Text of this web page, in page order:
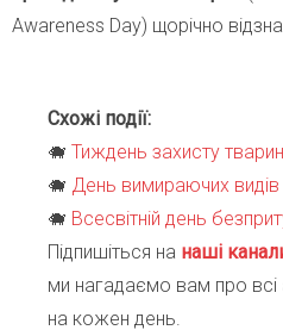
Awareness Day) щорічно
Схожі події:
🐗 Тиждень захисту тварин
🐗 День вимираючих видів
🐗 Всесвітній день
Підпишіться на наші
ми нагадаємо вам про всі
на кожен день.